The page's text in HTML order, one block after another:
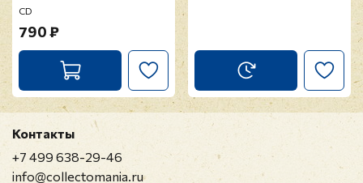
CD
790 ₽
Контакты
+7 499 638-29-46
info@collectomania.ru